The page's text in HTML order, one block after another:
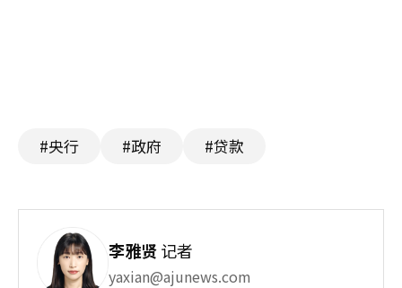
#央行 #政府 #贷款
李雅贤记者
yaxian@ajunews.com